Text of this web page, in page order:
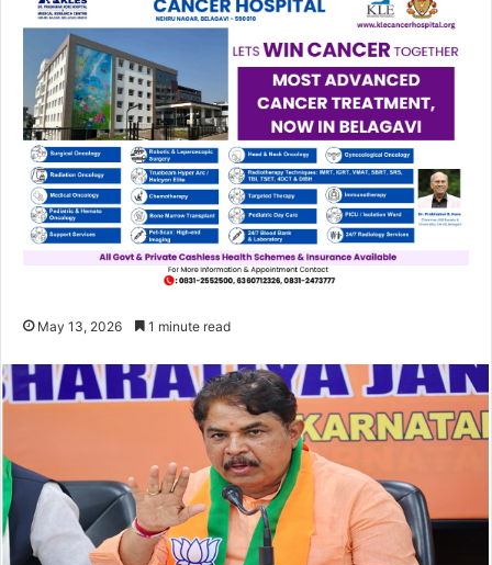
May 13, 2026 1 minute read